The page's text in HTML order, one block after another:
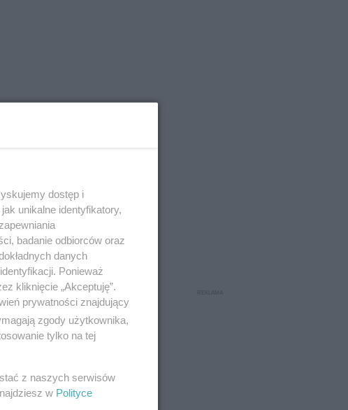
, czyli dziewięć
do straty
finansowego
stanowiska
abonamentu
dostęp i
unikalne identyfikatory,
badanie odbiorców oraz
danych
Ponieważ
kliknięcie „Akceptuję”.
prywatności znajdujący
zgody użytkownika,
tylko na tej
z naszych serwisów
w Polityce